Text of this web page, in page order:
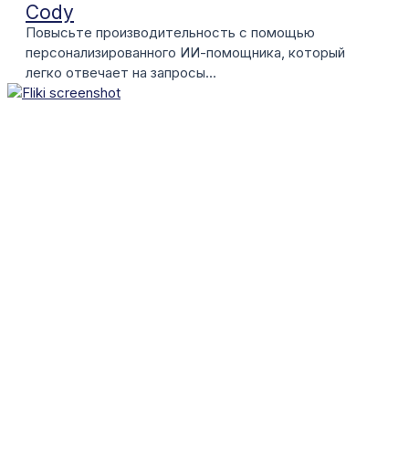
Cody
Повысьте производительность с помощью
персонализированного ИИ-помощника, который
легко отвечает на запросы...